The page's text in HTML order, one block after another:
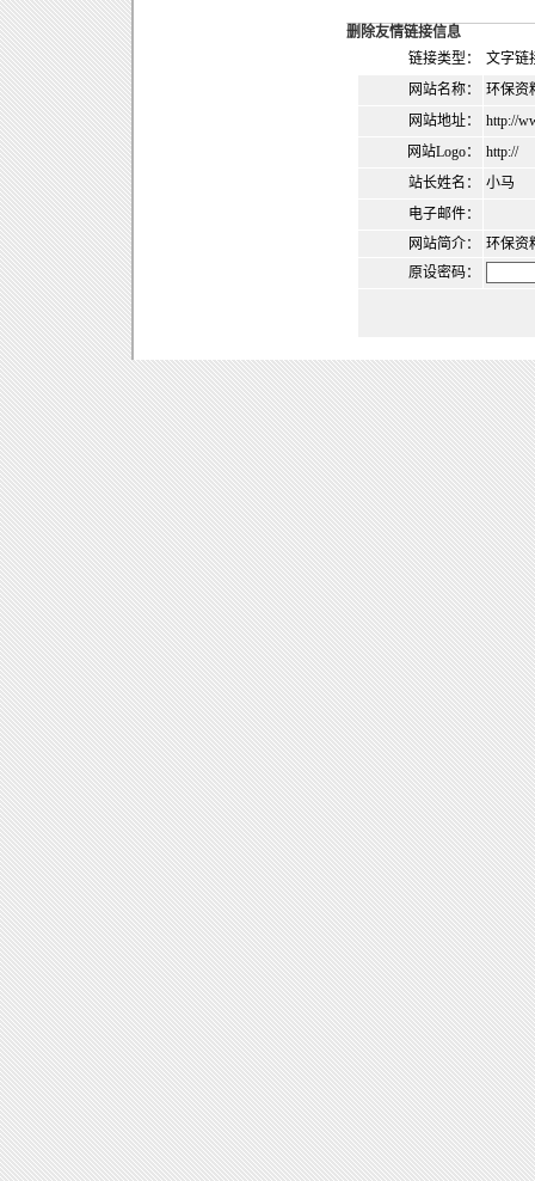
删除友情链接信息
链接类型：
文字链
网站名称：
环保资
网站地址：
http://
网站Logo：
http://
站长姓名：
小马
电子邮件：
网站简介：
环保资
原设密码：